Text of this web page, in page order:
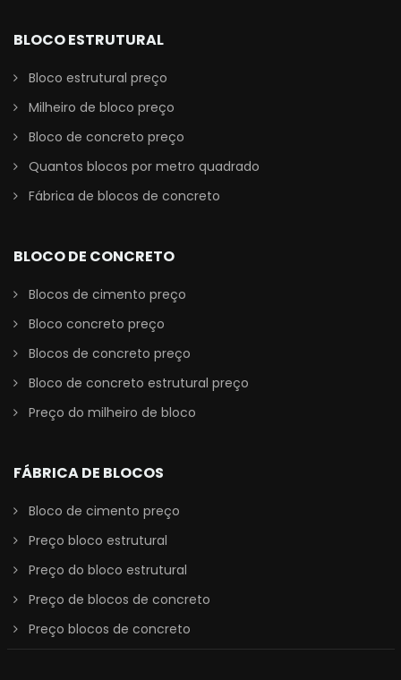
BLOCO ESTRUTURAL
Bloco estrutural preço
Milheiro de bloco preço
Bloco de concreto preço
Quantos blocos por metro quadrado
Fábrica de blocos de concreto
BLOCO DE CONCRETO
Blocos de cimento preço
Bloco concreto preço
Blocos de concreto preço
Bloco de concreto estrutural preço
Preço do milheiro de bloco
FÁBRICA DE BLOCOS
Bloco de cimento preço
Preço bloco estrutural
Preço do bloco estrutural
Preço de blocos de concreto
Preço blocos de concreto